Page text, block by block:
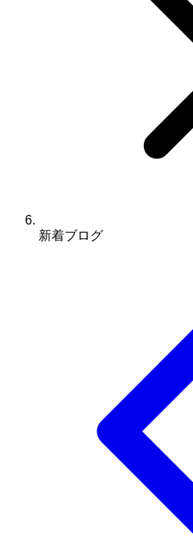
新着ブログ